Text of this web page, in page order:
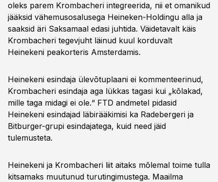
oleks parem Krombacheri integreerida, nii et omanikud
jääksid vähemusosalusega Heineken-Holdingu alla ja
saaksid äri Saksamaal edasi juhtida. Väidetavalt käis
Krombacheri tegevjuht läinud kuul korduvalt
Heinekeni peakorteris Amsterdamis.
Heinekeni esindaja ülevõtuplaani ei kommenteerinud,
Krombacheri esindaja aga lükkas tagasi kui „kõlakad,
mille taga midagi ei ole.“ FTD andmetel pidasid
Heinekeni esindajad läbirääkimisi ka Radebergeri ja
Bitburger-grupi esindajatega, kuid need jäid
tulemusteta.
Heinekeni ja Krombacheri liit aitaks mõlemal toime tulla
kitsamaks muutunud turutingimustega. Maailma